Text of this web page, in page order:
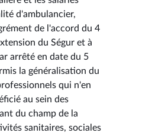
d'ambulancier,
de l'accord du 4
du Ségur et à
arrêté en date du 5
la généralisation du
qui n'en
au sein des
du champ de la
sanitaires, sociales